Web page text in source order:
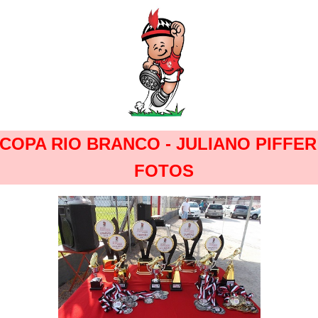
RIO BRANCO - JULIANO
FOTOS